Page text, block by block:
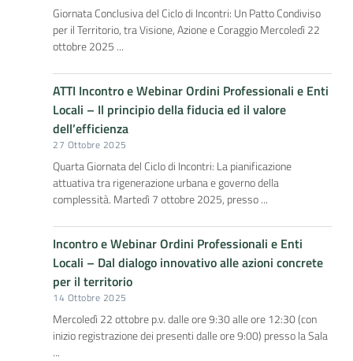
Giornata Conclusiva del Ciclo di Incontri: Un Patto Condiviso
per il Territorio, tra Visione, Azione e Coraggio Mercoledì 22
ottobre 2025 ...
ATTI Incontro e Webinar Ordini Professionali e Enti
Locali – Il principio della fiducia ed il valore
dell’efficienza
27 Ottobre 2025
Quarta Giornata del Ciclo di Incontri: La pianificazione
attuativa tra rigenerazione urbana e governo della
complessità. Martedì 7 ottobre 2025, presso ...
Incontro e Webinar Ordini Professionali e Enti
Locali – Dal dialogo innovativo alle azioni concrete
per il territorio
14 Ottobre 2025
Mercoledì 22 ottobre p.v. dalle ore 9:30 alle ore 12:30 (con
inizio registrazione dei presenti dalle ore 9:00) presso la Sala
...